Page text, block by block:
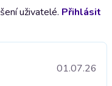
uživatelé. Přihlásit
01.07.26